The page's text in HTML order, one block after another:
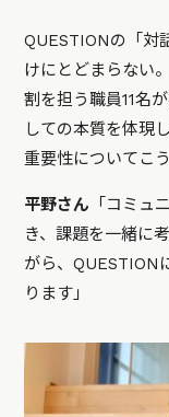
QUESTIONの「対
けにとどまらない
割を担う職員11名
しての本質を体現
重要性についてこ
平野さん 「コミュ
き、課題を一緒に
がら、QUESTION
ります」